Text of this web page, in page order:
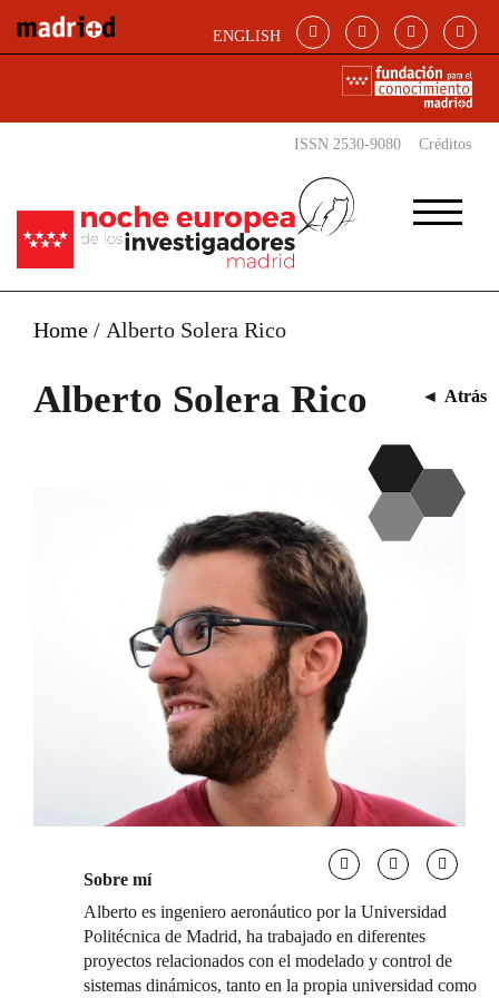
ENGLISH
ISSN 2530-9080 Créditos
Home / Alberto Solera Rico
Alberto Solera Rico ◄ Atrás
Sobre mí
Alberto es ingeniero aeronáutico por la Universidad
Politécnica de Madrid, ha trabajado en diferentes
proyectos relacionados con el modelado y control de
sistemas dinámicos, tanto en la propia universidad como